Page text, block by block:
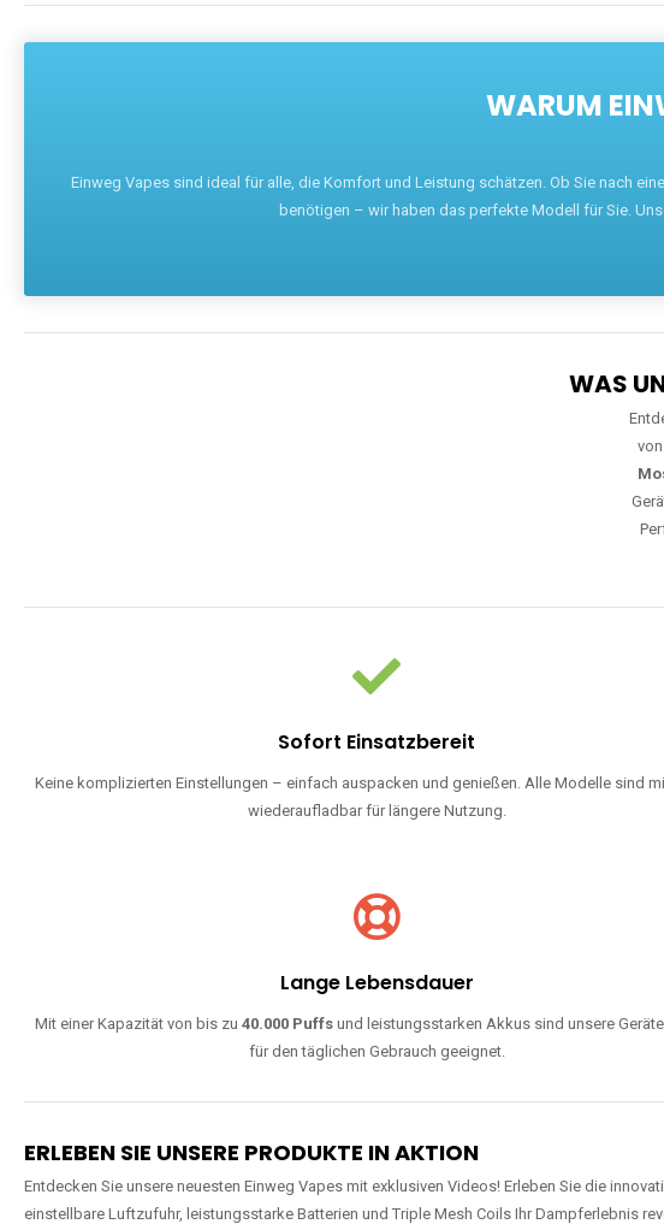
WARUM
Einweg Vapes sind ideal für alle, die Komfort und Leistung schätzen. Ob Sie nach
benötigen – wir haben das perfekte Modell für Sie.
WAS
Sofort Einsatzbereit
Keine komplizierten Einstellungen – einfach auspacken und genießen. Alle Modelle sind
wiederaufladbar für längere Nutzung.
Lange Lebensdauer
Mit einer Kapazität von bis zu40.000 Puffs und leistungsstarken Akkus sind unsere
für den täglichen Gebrauch geeignet.
ERLEBEN SIE UNSERE PRODUKTE IN AKTION
Entdecken Sie unsere neuesten Einweg Vapes mit exklusiven Videos! Erleben Sie die
einstellbare Luftzufuhr, leistungsstarke Batterien und Triple Mesh Coils Ihr Dampferlebnis